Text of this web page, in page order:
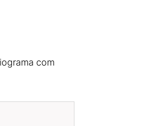
com